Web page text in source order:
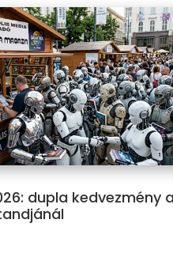
dupla kedvezmény a